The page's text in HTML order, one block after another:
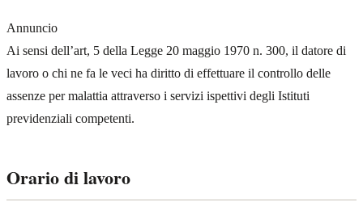
Annuncio
Ai sensi dell’art, 5 della Legge 20 maggio 1970 n. 300, il datore di
lavoro o chi ne fa le veci ha diritto di effettuare il controllo delle
assenze per malattia attraverso i servizi ispettivi degli Istituti
previdenziali competenti.
Orario di lavoro